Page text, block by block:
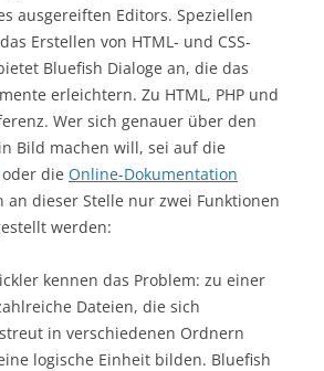
ausgereiften Editors. Speziellen
Erstellen von HTML- und CSS-
Bluefish Dialoge an, die das
erleichtern. Zu HTML, PHP und
Wer sich genauer über den
Bild machen will, sei auf die
oder die Online-Dokumentation
an dieser Stelle nur zwei Funktionen
werden:
kennen das Problem: zu einer
Dateien, die sich
in verschiedenen Ordnern
logische Einheit bilden. Bluefish